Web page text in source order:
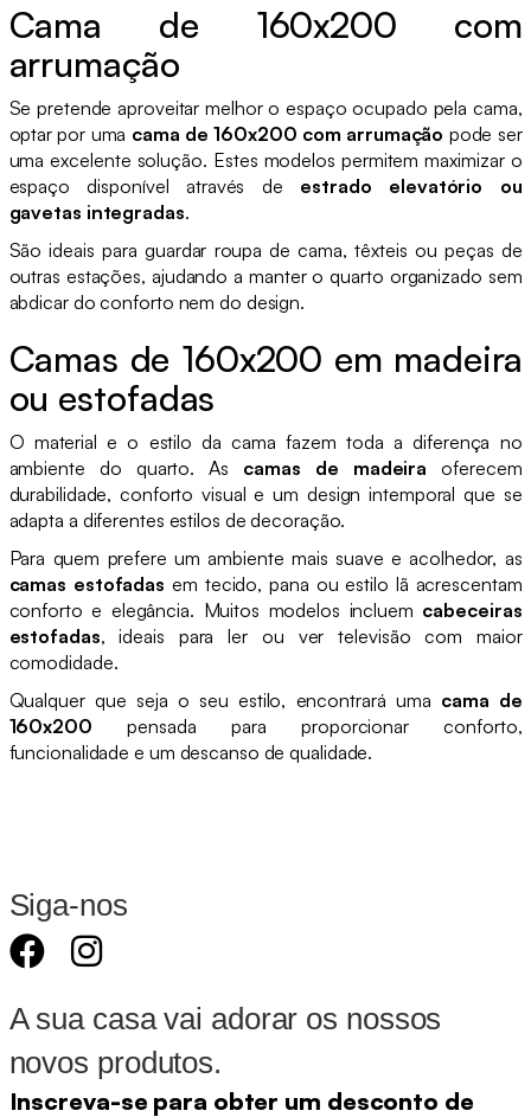
Cama de 160x200 com
arrumação
Se pretende aproveitar melhor o espaço ocupado pela cama,
optar por uma cama de 160x200 com arrumação pode ser
uma excelente solução. Estes modelos permitem maximizar o
espaço disponível através de estrado elevatório ou
gavetas integradas.
São ideais para guardar roupa de cama, têxteis ou peças de
outras estações, ajudando a manter o quarto organizado sem
abdicar do conforto nem do design.
Camas de 160x200 em madeira
ou estofadas
O material e o estilo da cama fazem toda a diferença no
ambiente do quarto. As camas de madeira oferecem
durabilidade, conforto visual e um design intemporal que se
adapta a diferentes estilos de decoração.
Para quem prefere um ambiente mais suave e acolhedor, as
camas estofadas em tecido, pana ou estilo lã acrescentam
conforto e elegância. Muitos modelos incluem cabeceiras
estofadas, ideais para ler ou ver televisão com maior
comodidade.
Qualquer que seja o seu estilo, encontrará uma cama de
160x200 pensada para proporcionar conforto,
funcionalidade e um descanso de qualidade.
Siga-nos
A sua casa vai adorar os nossos
novos produtos.
Inscreva-se para obter um desconto de